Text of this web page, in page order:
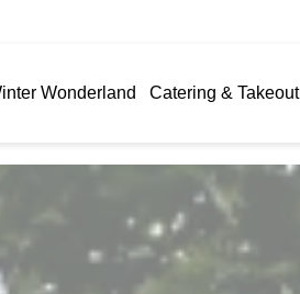
Wonderland Catering & Takeout